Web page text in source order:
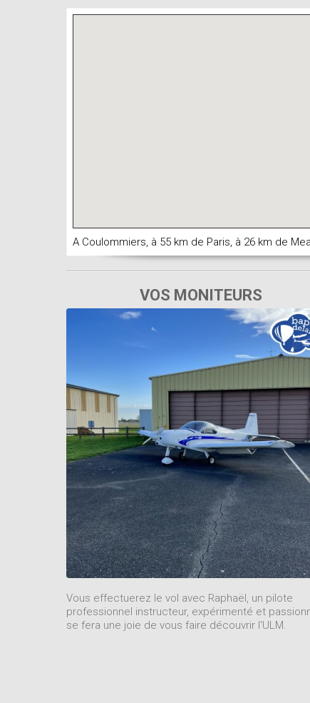
A Coulommiers, à 55 km de Paris, à 26 km de
VOS MONITEURS
Vous effectuerez le vol avec Raphaël, un pilote
professionnel instructeur, expérimenté et
se fera une joie de vous faire découvrir l'ULM.